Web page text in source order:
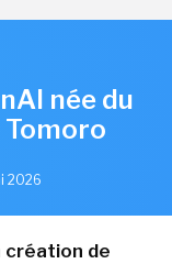
née du
2026
création de